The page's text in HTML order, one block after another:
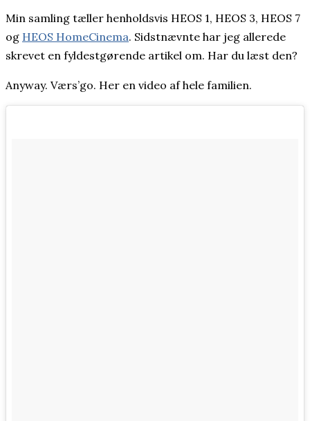
Min samling tæller henholdsvis HEOS 1, HEOS 3, HEOS 7
og HEOS HomeCinema. Sidstnævnte har jeg allerede
skrevet en fyldestgørende artikel om. Har du læst den?
Anyway. Værs’go. Her en video af hele familien.